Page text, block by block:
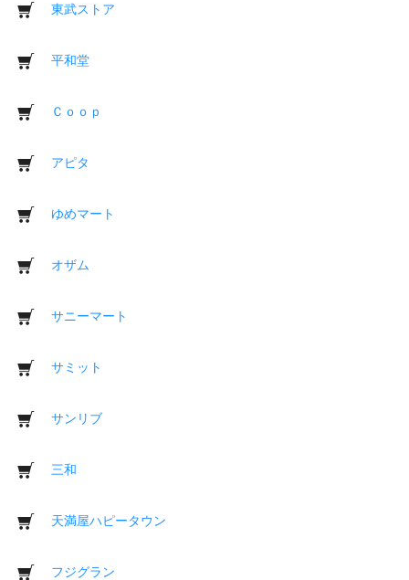
東武ストア
平和堂
Ｃｏｏｐ
アピタ
ゆめマート
オザム
サニーマート
サミット
サンリブ
三和
天満屋ハピータウン
フジグラン